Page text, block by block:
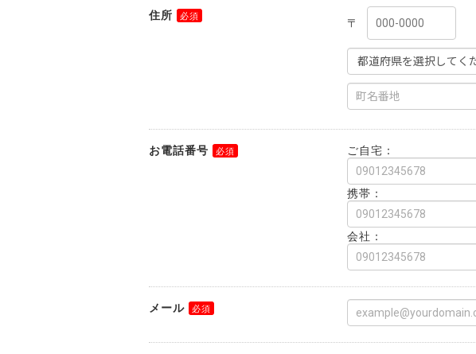
住所
お電話番号 ご自宅：
携帯：
会社：
メール